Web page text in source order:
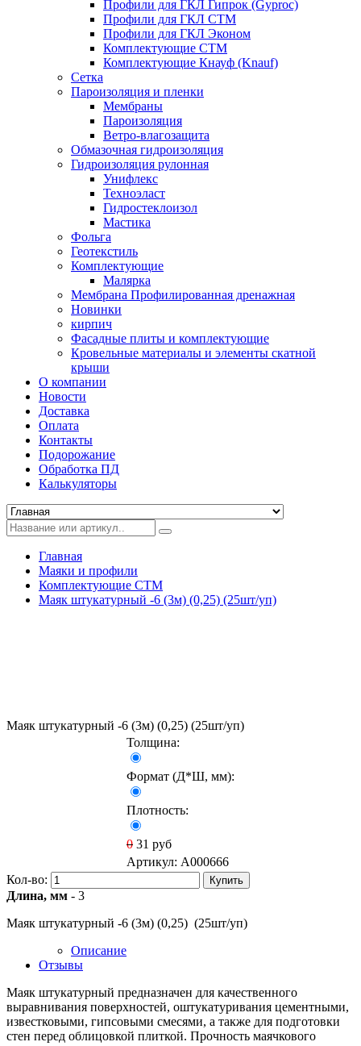
Профили для ГКЛ Гипрок (Gyproc)
Профили для ГКЛ СТМ
Профили для ГКЛ Эконом
Комплектующие СТМ
Комплектующие Кнауф (Knauf)
Сетка
Пароизоляция и пленки
Мембраны
Пароизоляция
Ветро-влагозащита
Обмазочная гидроизоляция
Гидроизоляция рулонная
Унифлекс
Техноэласт
Гидростеклоизол
Мастика
Фольга
Геотекстиль
Комплектующие
Малярка
Мембрана Профилированная дренажная
Новинки
кирпич
Фасадные плиты и комплектующие
Кровельные материалы и элементы скатной
крыши
О компании
Новости
Доставка
Оплата
Контакты
Подорожание
Обработка ПД
Калькуляторы
Главная
Маяки и профили
Комплектующие СТМ
Маяк штукатурный -6 (3м) (0,25) (25шт/уп)
Маяк штукатурный -6 (3м) (0,25) (25шт/уп)
Толщина:
Формат (Д*Ш, мм):
Плотность:
0 31 руб
Артикул: A000666
Кол-во:
Купить
Длина, мм - 3
Маяк штукатурный -6 (3м) (0,25) (25шт/уп)
Описание
Отзывы
Маяк штукатурный предназначен для качественного
выравнивания поверхностей, оштукатуривания цементными,
известковыми, гипсовыми смесями, а также для подготовки
стен перед облицовкой плиткой. Прочность маячкового